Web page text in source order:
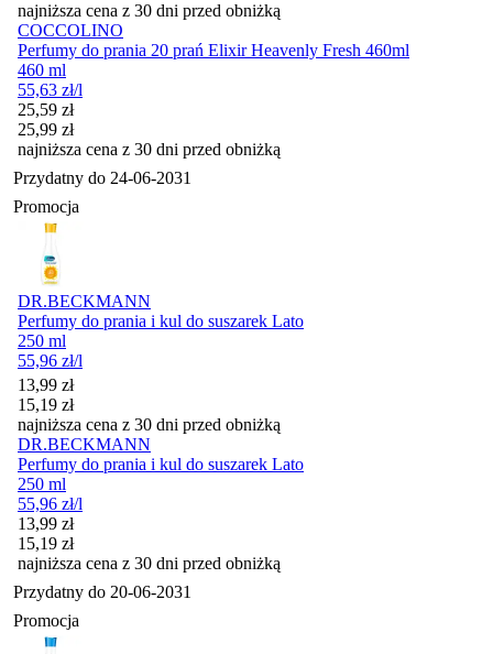
najniższa cena z 30 dni przed obniżką
COCCOLINO
Perfumy do prania 20 prań Elixir Heavenly Fresh 460ml
460 ml
55,63 zł/l
Cena promocyjna
25,59 zł
25,99 zł
najniższa cena z 30 dni przed obniżką
Przydatny do 24-06-2031
Promocja
DR.BECKMANN
Perfumy do prania i kul do suszarek Lato
250 ml
55,96 zł/l
Cena promocyjna
13,99 zł
15,19 zł
najniższa cena z 30 dni przed obniżką
DR.BECKMANN
Perfumy do prania i kul do suszarek Lato
250 ml
55,96 zł/l
Cena promocyjna
13,99 zł
15,19 zł
najniższa cena z 30 dni przed obniżką
Przydatny do 20-06-2031
Promocja